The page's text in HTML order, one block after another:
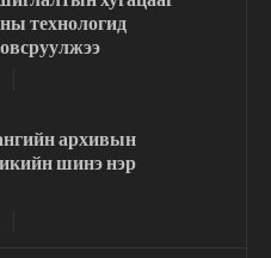
технологид
архивын
шинэ нэр